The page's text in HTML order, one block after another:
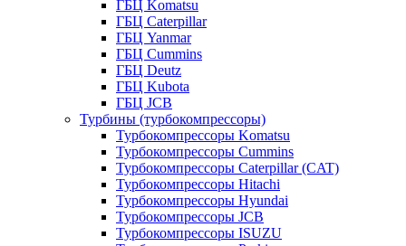
ГБЦ Komatsu
ГБЦ Caterpillar
ГБЦ Yanmar
ГБЦ Cummins
ГБЦ Deutz
ГБЦ Kubota
ГБЦ JCB
Турбины (турбокомпрессоры)
Турбокомпрессоры Komatsu
Турбокомпрессоры Cummins
Турбокомпрессоры Caterpillar (CAT)
Турбокомпрессоры Hitachi
Турбокомпрессоры Hyundai
Турбокомпрессоры JCB
Турбокомпрессоры ISUZU